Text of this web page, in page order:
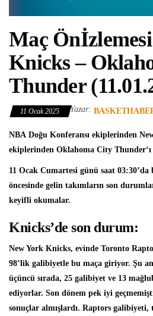
Maç
Knicks –
Thunder
11 Ocak 2025 Yazar:
NBA Doğu Konferansı ekiplerinden
ekiplerinden Oklahoma City Thunder
11 Ocak Cumartesi günü saat 03:30’da
öncesinde gelin takımların son
keyifli okumalar.
Knicks’de son durum:
New York Knicks, evinde Toronto
98’lik galibiyetle bu maça giriyor. Şu
üçüncü sırada, 25 galibiyet ve 13
ediyorlar. Son dönem pek iyi
sonuçlar almışlardı. Raptors galibiyeti,